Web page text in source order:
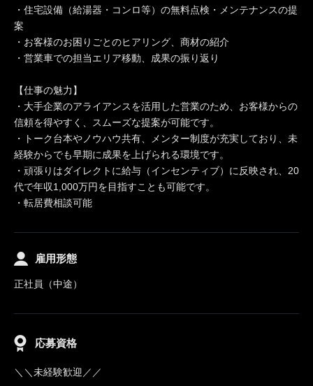
・住宅設備（給湯器・コンロ等）の無料点検・メンテナンスの提
案
・お客様のお困りごとのヒアリング、商材の紹介
・営業車での担当エリア移動、成果の振り返り
【仕事の魅力】
・大手企業のアライアンスを活用した営業のため、お客様からの
信頼を得やすく、スムーズな提案が可能です。
・トーク台本やノウハウ共有、メンター制度が充実しており、未
経験からでも早期に成果を上げられる環境です。
・頑張りはダイレクトに給与（インセンティブ）に反映され、20
代で年収1,000万円を目指すことも可能です。
・転居費相談可能
雇用形態
正社員（中途）
応募資格
＼＼未経験歓迎／／